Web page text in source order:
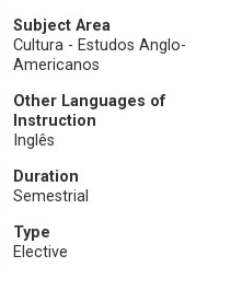
Subject Area
Cultura - Estudos Anglo-
Americanos
Other Languages of
Instruction
Inglês
Duration
Semestrial
Type
Elective